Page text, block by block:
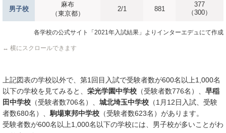
男子校
麻布
（東京都）
2/1 881
377
（300）
各学校の公式サイト「2021年入試結果」よりインターエデュにて作成
↔ 横にスクロールできます
上記図表の学校以外で、第1回目入試で受験者数が600名以上1,000名
以下の学校を見てみると、 栄光学園中学校 （受験者数776名）、 早稲
田中学校 （受験者数706名）、 城北埼玉中学校 （1月12日入試、受験
者数680名）、駒場東邦中学校 （受験者数623名）があります。
受験者数が600名以上1,000名以下の学校には、男子校が多いことがわ